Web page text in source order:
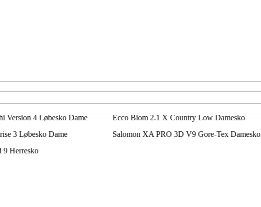
Version 4 Løbesko Dame Ecco Biom 2.1 X Country Low Damesko
3 Løbesko Dame Salomon XA PRO 3D V9 Gore-Tex Damesko
9 Herresko